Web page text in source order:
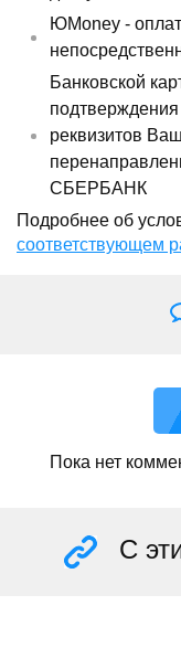
ЮMoney -
Банковской
реквизитов
СБЕРБАНК
Подробнее об
соответствующем
Пока нет
С